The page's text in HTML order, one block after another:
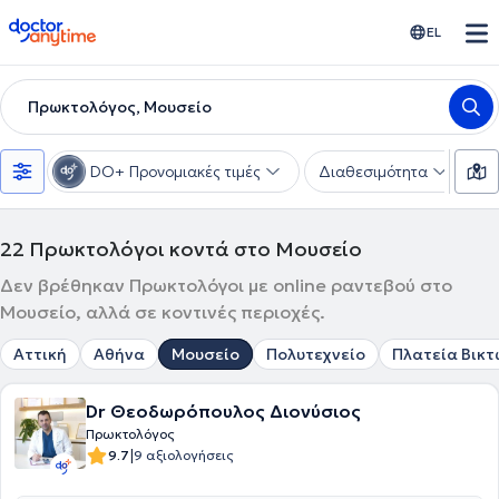
doctoranytime EL
Πρωκτολόγος, Μουσείο
DO+ Προνομιακές τιμές Διαθεσιμότητα
22 Πρωκτολόγοι κοντά στο Μουσείο
Δεν βρέθηκαν Πρωκτολόγοι με online ραντεβού στο
Μουσείο, αλλά σε κοντινές περιοχές.
Αττική Αθήνα Μουσείο Πολυτεχνείο Πλατεία
Dr Θεοδωρόπουλος Διονύσιος
Πρωκτολόγος
9.7|9 αξιολογήσεις